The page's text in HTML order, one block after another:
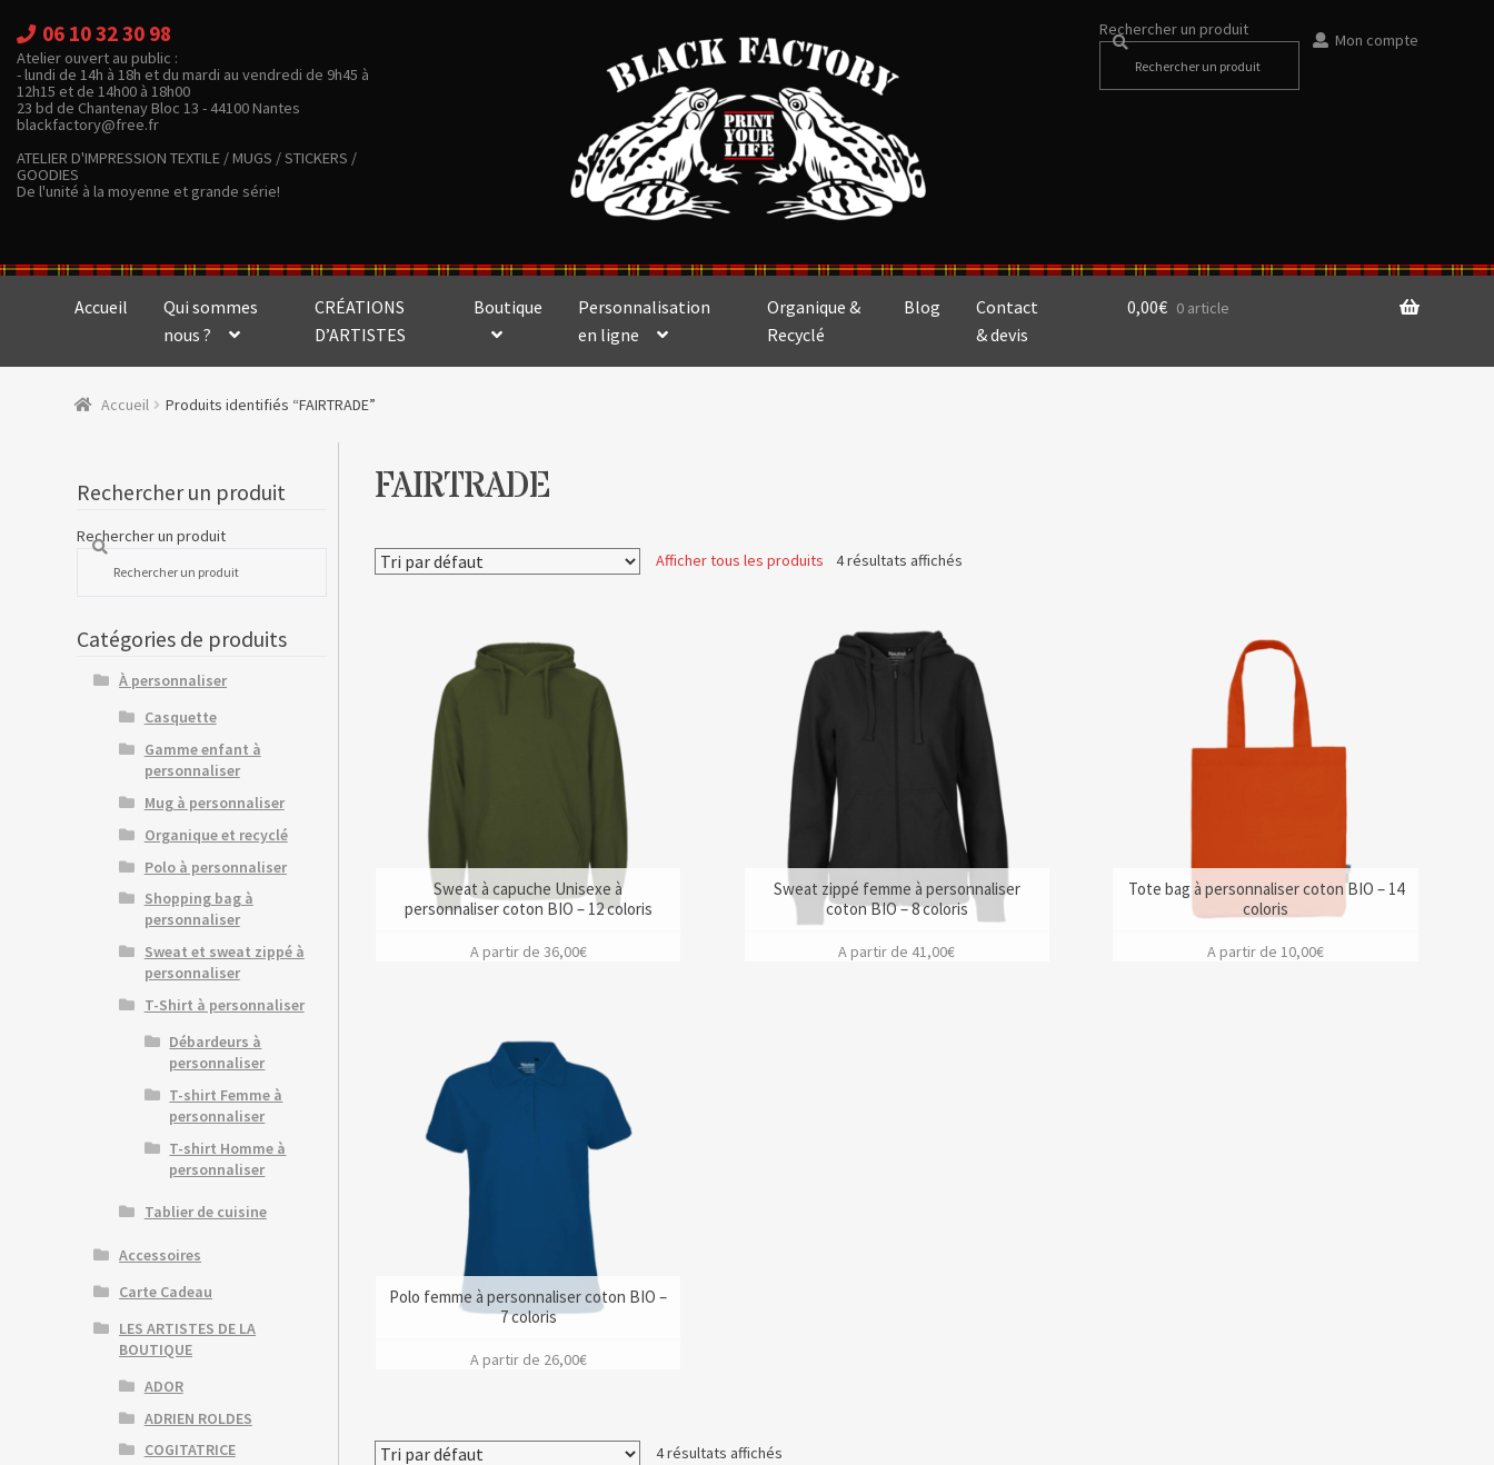
06 10 32 30 98
Atelier ouvert au public :
- lundi de 14h à 18h et du mardi au vendredi de 9h45 à
12h15 et de 14h00 à 18h00
23 bd de Chantenay Bloc 13 - 44100 Nantes
blackfactory@free.fr
ATELIER D'IMPRESSION TEXTILE / MUGS / STICKERS /
GOODIES
De l'unité à la moyenne et grande série!
Mon compte
Rechercher un produit
Accueil
Qui sommes
nous ?
CRÉATIONS
D’ARTISTES
Boutique
Personnalisation
en ligne
Organique &
Recyclé
Blog
Contact
& devis
0,00€ 0 article
Accueil Produits identifiés “FAIRTRADE”
FAIRTRADE
Afficher tous les produits 4 résultats affichés
Sweat à capuche Unisexe à
personnaliser coton BIO – 12 coloris
A partir de 36,00€
Sweat zippé femme à personnaliser
coton BIO – 8 coloris
A partir de 41,00€
Tote bag à personnaliser coton BIO – 14
coloris
A partir de10,00€
Polo femme à personnaliser coton BIO –
7 coloris
A partir de 26,00€
4 résultats affichés
Rechercher un produit
Rechercher un produit
Catégories de produits
À personnaliser
Casquette
Gamme enfant à
personnaliser
Mug à personnaliser
Organique et recyclé
Polo à personnaliser
Shopping bag à
personnaliser
Sweat et sweat zippé à
personnaliser
T-Shirt à personnaliser
Débardeurs à
personnaliser
T-shirt Femme à
personnaliser
T-shirt Homme à
personnaliser
Tablier de cuisine
Accessoires
Carte Cadeau
LES ARTISTES DE LA
BOUTIQUE
ADOR
ADRIEN ROLDES
COGITATRICE